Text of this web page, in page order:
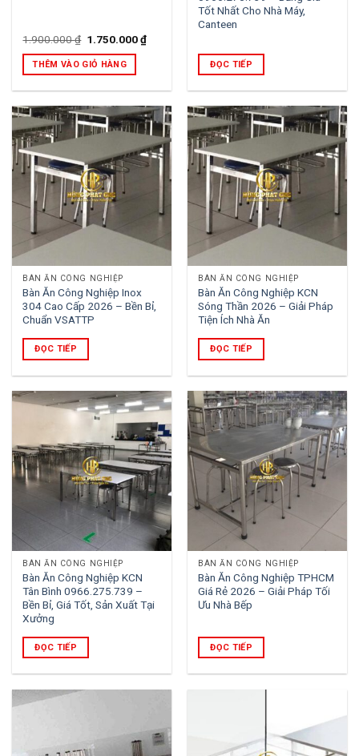
1.900.000₫ Giá
là:
1.900.000 ₫.
1.750.000₫Giá
THÊM VÀO GIỎ HÀNG
Tốt Nhất Cho Nhà Máy,
Canteen
ĐỌC TIẾP
BÀN ĂN CÔNG NGHIỆP
Bàn Ăn Công Nghiệp Inox
304 Cao Cấp 2026 – Bền Bỉ,
Chuẩn VSATTP
ĐỌC TIẾP
BÀN ĂN CÔNG NGHIỆP
Bàn Ăn Công Nghiệp KCN
Sóng Thần 2026 – Giải Pháp
Tiện Ích Nhà Ăn
ĐỌC TIẾP
BÀN ĂN CÔNG NGHIỆP
Bàn Ăn Công Nghiệp KCN
Tân Bình 0966.275.739 –
Bền Bỉ, Giá Tốt, Sản Xuất Tại
Xưởng
ĐỌC TIẾP
BÀN ĂN CÔNG NGHIỆP
Bàn Ăn Công Nghiệp TPHCM
Giá Rẻ 2026 – Giải Pháp Tối
Ưu Nhà Bếp
ĐỌC TIẾP